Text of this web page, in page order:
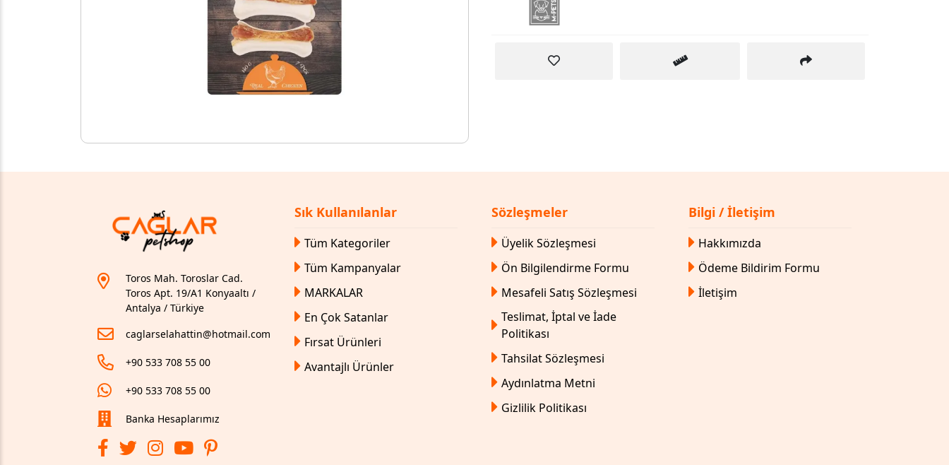
Toros Mah. Toroslar Cad.
Toros Apt. 19/A1 Konyaaltı /
Antalya / Türkiye
caglarselahattin@hotmail.com
+90 533 708 55 00
+90 533 708 55 00
Banka Hesaplarımız
Sık Kullanılanlar
Tüm Kategoriler
Tüm Kampanyalar
MARKALAR
En Çok Satanlar
Fırsat Ürünleri
Avantajlı Ürünler
Sözleşmeler
Üyelik Sözleşmesi
Ön Bilgilendirme Formu
Mesafeli Satış Sözleşmesi
Teslimat, İptal ve İade
Politikası
Tahsilat Sözleşmesi
Aydınlatma Metni
Gizlilik Politikası
Bilgi / İletişim
Hakkımızda
Ödeme Bildirim Formu
İletişim